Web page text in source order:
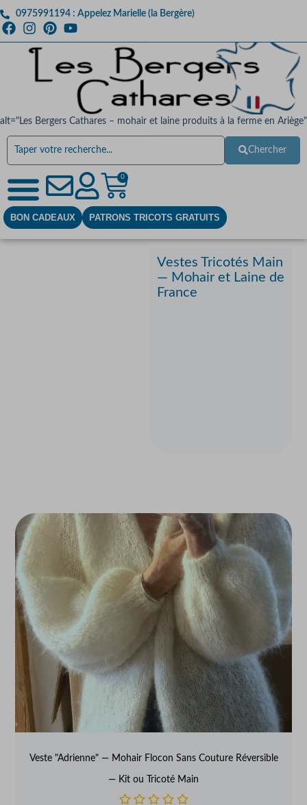
0975991194 : Appelez Marielle (la Bergère)
alt="Les Bergers Cathares – mohair et laine produits à la ferme en Ariège"
Chercher
0
BON CADEAUX PATRONS TRICOTS GRATUITS
Vestes Tricotés Main
— Mohair et Laine de
France
Veste "Adrienne" — Mohair Flocon Sans Couture Réversible
— Kit ou Tricoté Main